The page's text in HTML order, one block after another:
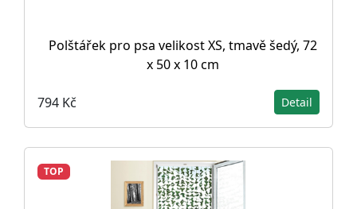
Polštářek pro psa velikost XS, tmavě šedý, 72
x 50 x 10 cm
794 Kč Detail
TOP